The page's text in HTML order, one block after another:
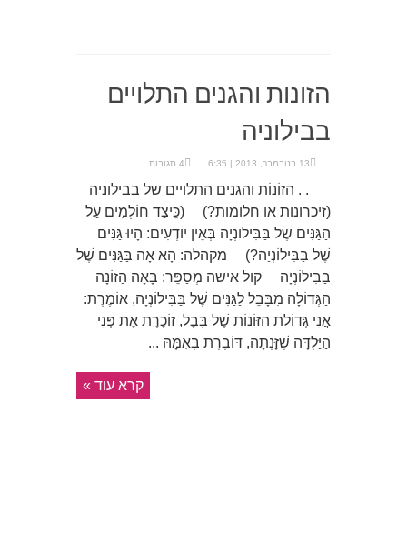
הזונות והגנים התלויים
בבילוניה
13 בנובמבר, 2013 | 6:35 4 תגובות
. . הזוֹנוֹת והגנים התלויים של בבילוניה
(זיכרונות או חלומות?) (כֵּיצַד חוֹלְמִים עַל
הַגַּנִּים שֶׁל בַּבִּילוֹנְיָה בְּאֵין יוֹדְעִים: הָיוּ גַּנִּים
שֶׁל בַּבִּילוֹנְיַה?) מקהלה: הָא אָה בַּגַּנִּים שֶׁל
בַּבִּילוֹנְיָה קול אישה מְסַפֵּר: בָּאָה הַזּוֹנָה
הַגְּדוֹלָה מִבָּבֵל לַגַּנִּים שֶׁל בַּבִּילוֹנְיָה, אוֹמֶרֶת:
אֲנִי גְּדוֹלַת הַזּוֹנוֹת שֶׁל בָּבֶל, זוֹכֶרֶת אֶת פְּנֵי
הַיַּלְדָּה שֶׁזָּנְתָה, דּוֹבֶרֶת בְּאִמָּהּ ...
קרא עוד »